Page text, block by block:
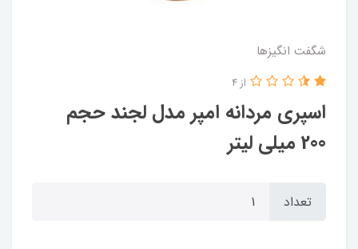
شگفت انگيزها
اسپری مردانه امپر مدل لجند حجم
200 میلی لیتر
از 4
تعداد